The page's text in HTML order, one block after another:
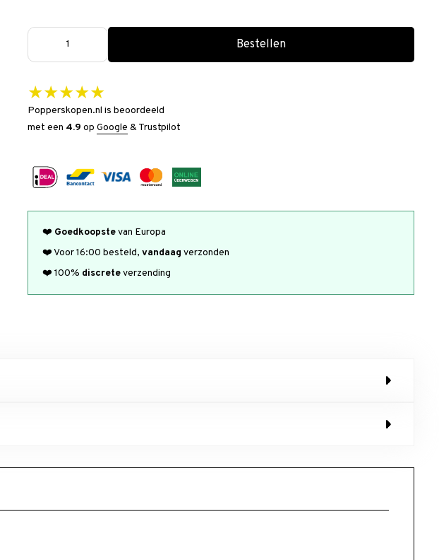
Bestellen
★★★★★
Popperskopen.nl is beoordeeld
met een 4.9 opGoogle & Trustpilot
❤️ Goedkoopstevan Europa
❤️ Voor 16:00 besteld,vandaag verzonden
❤️ 100% discreteverzending